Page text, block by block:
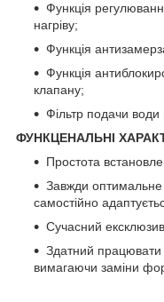
Функція
нагріву;
Функція
Функція
клапану;
Фільтр подачи води
ФУНКЦЕНАЛЬНІ
Простота
Завжди
самостійно
Сучасний
Здатний працювати
вимагаючи заміни